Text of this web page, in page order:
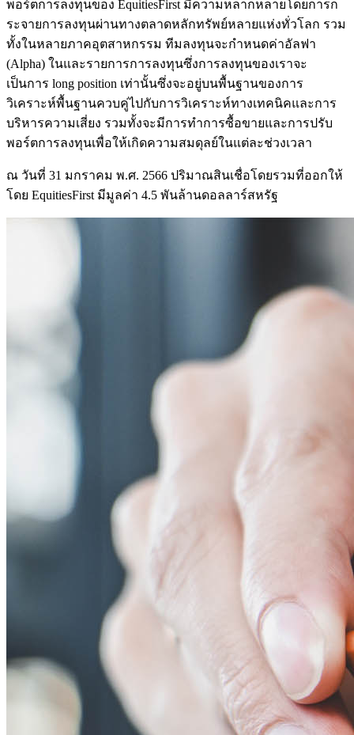
พอร์ตการลงทุนของ EquitiesFirst มีความหลากหลายโดยการก
ระจายการลงทุนผ่านทางตลาดหลักทรัพย์หลายแห่งทั่วโลก รวม
ทั้งในหลายภาคอุตสาหกรรม ทีมลงทุนจะกำหนดค่าอัลฟา
(Alpha) ในและรายการการลงทุนซึ่งการลงทุนของเราจะ
เป็นการ long position เท่านั้นซึ่งจะอยู่บนพื้นฐานของการ
วิเคราะห์พื้นฐานควบคู่ไปกับการวิเคราะห์ทางเทคนิคและการ
บริหารความเสี่ยง รวมทั้งจะมีการทำการซื้อขายและการปรับ
พอร์ตการลงทุนเพื่อให้เกิดความสมดุลย์ในแต่ละช่วงเวลา
ณ วันที่ 31 มกราคม พ.ศ. 2566 ปริมาณสินเชื่อโดยรวมที่ออกให้
โดย EquitiesFirst มีมูลค่า 4.5 พันล้านดอลลาร์สหรัฐ